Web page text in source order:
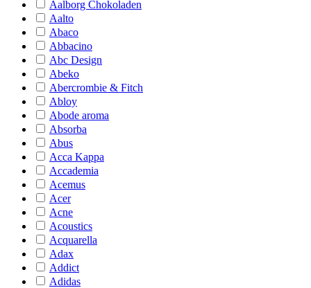
Aalborg Chokoladen
Aalto
Abaco
Abbacino
Abc Design
Abeko
Abercrombie & Fitch
Abloy
Abode aroma
Absorba
Abus
Acca Kappa
Accademia
Acemus
Acer
Acne
Acoustics
Acquarella
Adax
Addict
Adidas